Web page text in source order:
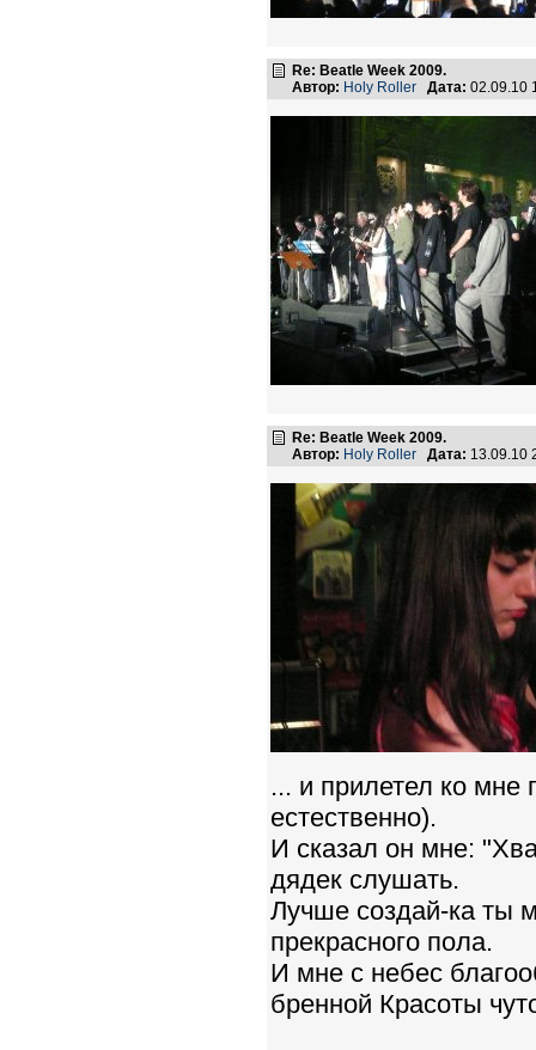
Re: Beatle Week 2009.
Автор: Holy Roller Дата:
Re: Beatle Week 2009.
Автор: Holy Roller Дата:
... и прилетел ко
естественно).
И сказал он мне:
дядек слушать.
Лучше создай-ка ты
прекрасного пола.
И мне с небес
бренной Красоты